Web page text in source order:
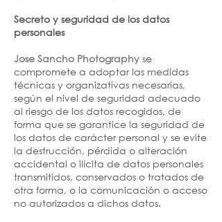
Secreto y seguridad de los datos
personales
Jose Sancho Photography se
compromete a adoptar las medidas
técnicas y organizativas necesarias,
según el nivel de seguridad adecuado
al riesgo de los datos recogidos, de
forma que se garantice la seguridad de
los datos de carácter personal y se evite
la destrucción, pérdida o alteración
accidental o ilícita de datos personales
transmitidos, conservados o tratados de
otra forma, o la comunicación o acceso
no autorizados a dichos datos.